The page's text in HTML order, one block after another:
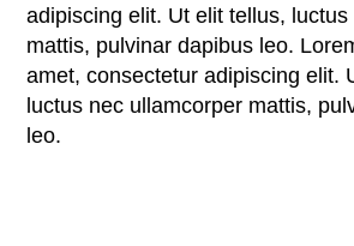
adipiscing elit. Ut elit tellus,
mattis, pulvinar dapibus leo.
amet, consectetur adipiscing elit.
luctus nec ullamcorper mattis,
leo.